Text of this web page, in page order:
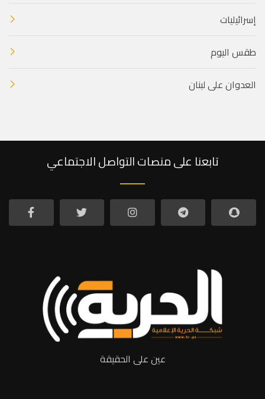
إسرائيليات
طقس اليوم
العدوان على لبنان
تابعنا على منصات التواصل الاجتماعي
عين على الحقيقة